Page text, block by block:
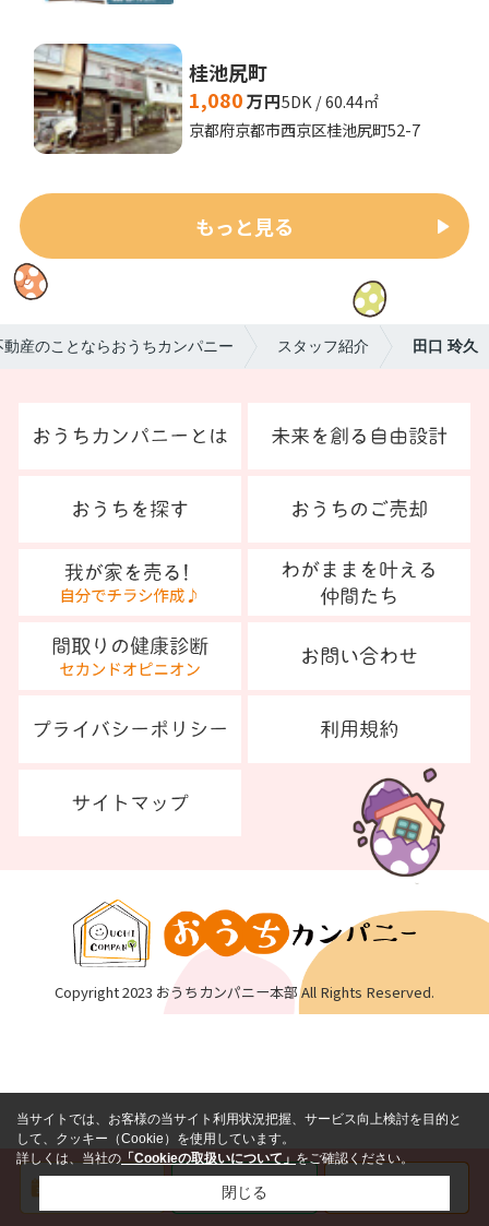
桂池尻町
1,080万円5DK / 60.44㎡
京都府京都市西京区桂池尻町52-7
もっと見る
動産のことならおうちカンパニー スタッフ紹介 田口 玲久
Copyright 2023 おうちカンパニー本部 All Rights Reserved.
当サイトでは、お客様の当サイト利用状況把握、サービス向上検討を目的と
して、クッキー（Cookie）を使用しています。
詳しくは、当社の 「Cookieの取扱いについて」 をご確認ください。
閉じる